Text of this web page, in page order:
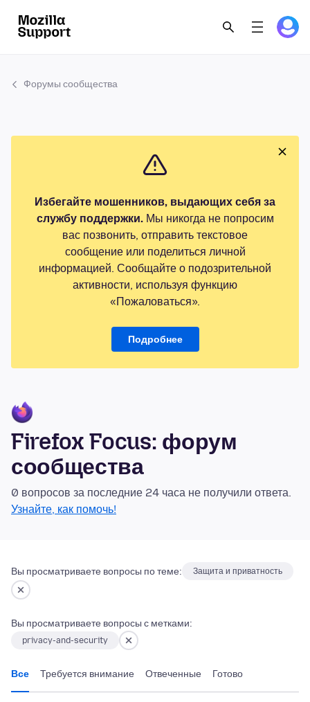
Форумы сообщества
Избегайте мошенников, выдающих себя за
службу поддержки.Мы никогда не попросим
вас позвонить, отправить текстовое
сообщение или поделиться личной
информацией. Сообщайте о подозрительной
активности, используя функцию
«Пожаловаться».
Подробнее
Firefox Focus: форум
сообщества
0 вопросов за последние 24 часа не получили ответа.
Узнайте, как помочь!
Вы просматриваете вопросы по теме: Защита и приватность
Вы просматриваете вопросы с метками:
privacy-and-security
Все Требуется внимание Отвеченные Готово